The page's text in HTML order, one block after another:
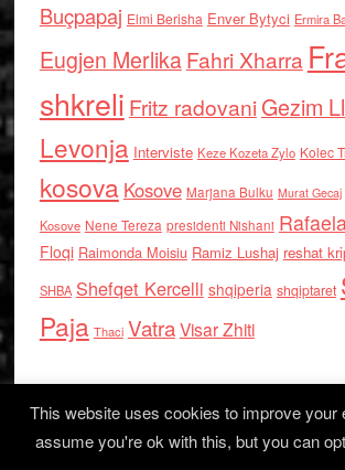
Buçpapaj Elmi Berisha Enver Bytyci Ermira
Eugjen MerlikaFahri Xharra
shkreli Fritz radovaniGezim
Levonja Interviste Keze Kozeta Zylo Kolec
kosova Kosove Marjana Bulku Murat Gecaj
Kosove Nene Tereza presidenti Nishani
Floqi Raimonda Moisiu Ramiz Lushaj reshat
SHBA Shefqet Kercelli shqiperia shqiptaret
Paja Thaci VatraVisar Zhiti
This website uses cookies to improve your
assume you're ok with this, but you can